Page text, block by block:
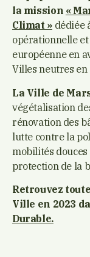
la mission «
Climat »dédiée
opérationnelle
européenne en
Villes neutres en
La Ville de
végétalisation
rénovation des
lutte contre la
mobilités
protection de la
Retrouvez
Ville en 2023
Durable.